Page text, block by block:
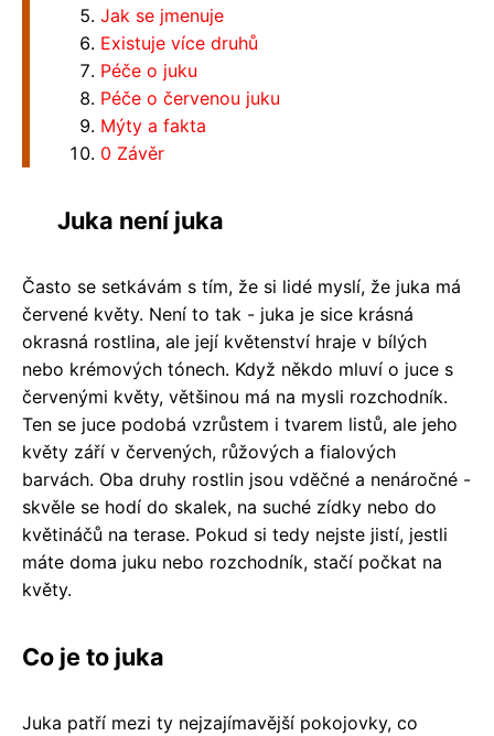
Jak se jmenuje
Existuje více druhů
Péče o juku
Péče o červenou juku
Mýty a fakta
0 Závěr
Juka není juka
Často se setkávám s tím, že si lidé myslí, že juka má
červené květy. Není to tak - juka je sice krásná
okrasná rostlina, ale její květenství hraje v bílých
nebo krémových tónech. Když někdo mluví o juce s
červenými květy, většinou má na mysli rozchodník.
Ten se juce podobá vzrůstem i tvarem listů, ale jeho
květy září v červených, růžových a fialových
barvách. Oba druhy rostlin jsou vděčné a nenáročné -
skvěle se hodí do skalek, na suché zídky nebo do
květináčů na terase. Pokud si tedy nejste jistí, jestli
máte doma juku nebo rozchodník, stačí počkat na
květy.
Co je to juka
Juka patří mezi ty nejzajímavější pokojovky, co